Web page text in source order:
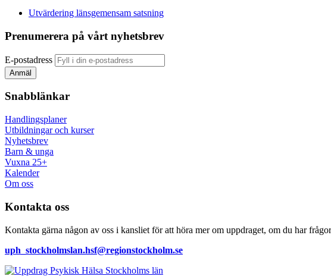
Utvärdering länsgemensam satsning
Prenumerera på vårt nyhetsbrev
E-postadress
Snabblänkar
Handlingsplaner
Utbildningar och kurser
Nyhetsbrev
Barn & unga
Vuxna 25+
Kalender
Om oss
Kontakta oss
Kontakta gärna någon av oss i kansliet för att höra mer om uppdraget, om du har
uph_stockholmslan.hsf@regionstockholm.se